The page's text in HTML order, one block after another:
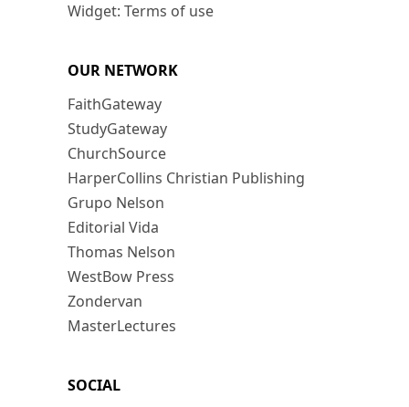
Widget: Terms of use
OUR NETWORK
FaithGateway
StudyGateway
ChurchSource
HarperCollins Christian Publishing
Grupo Nelson
Editorial Vida
Thomas Nelson
WestBow Press
Zondervan
MasterLectures
SOCIAL